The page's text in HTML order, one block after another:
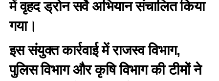
में वृहद ड्रोन सर्वे अभियान संचालित किया
गया।
इस संयुक्त कार्रवाई में राजस्व विभाग,
पुलिस विभाग और कृषि विभाग की टीमों ने